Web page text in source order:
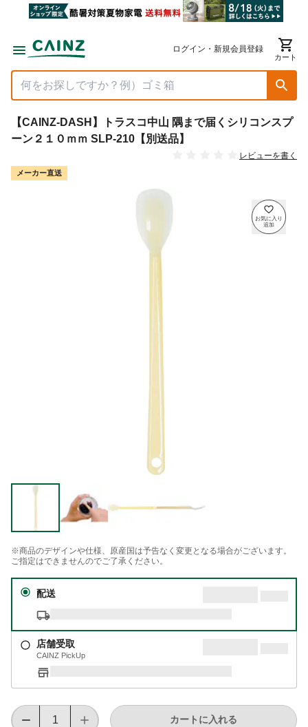
ログイン・新規会員登録
カート
【CAINZ-DASH】トラスコ中山 隅まで届くシリコンスプ
ーン２１０ｍｍ SLP-210【別送品】
レビューを書く
メーカー直送
※商品のデザインや仕様、原産国は予告なく変更となる場合がございます。
ご指定はできませんのでご了承ください。
配送
店舗受取
CAINZ PickUp
カートに入れる